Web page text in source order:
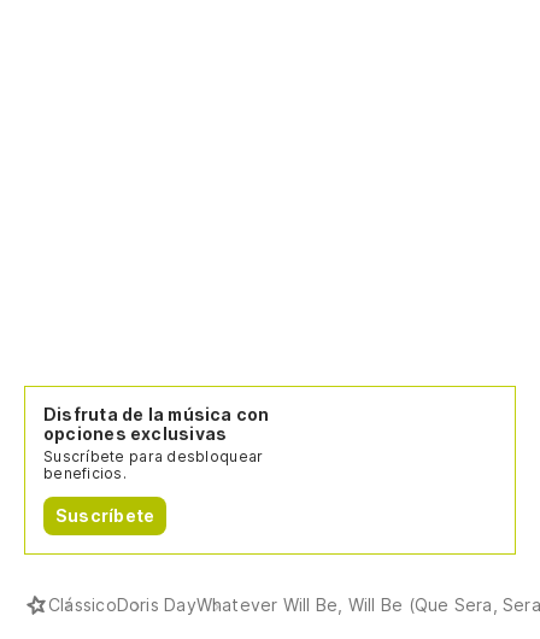
Disfruta de la música con
opciones exclusivas
Suscríbete para desbloquear
beneficios.
Suscríbete
ClássicoDoris DayWhatever Will Be, Will Be (Que Sera,